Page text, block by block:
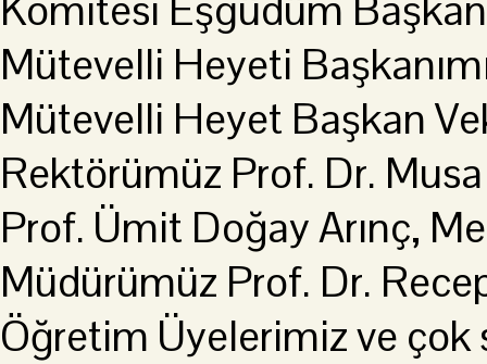
Mütevelli Heyeti
Mütevelli Heyet Başkan
Rektörümüz Prof. Dr.
Prof. Ümit Doğay Arınç,
Müdürümüz Prof. Dr.
Öğretim Üyelerimiz ve çok